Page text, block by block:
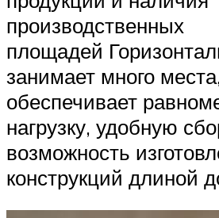
производственных
площадей
занимает много
обеспечивает
нагрузку, удобную
возможность
конструкций длиной